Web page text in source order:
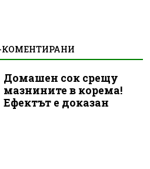
Домашен сок срещу
мазнините в корема!
Ефектът е доказан